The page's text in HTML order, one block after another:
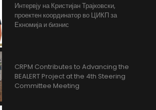
Интервју на Кристијан Трајковски,
проектен координатор во ЦИКП за
Екномија и бизнис
CRPM Contributes to Advancing the
BEALERT Project at the 4th Steering
Committee Meeting